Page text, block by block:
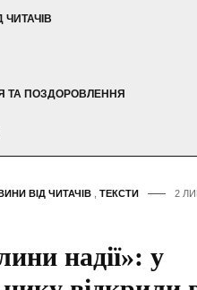
ЧИТАЧІВ
ТА ПОЗДОРОВЛЕННЯ
ВІД ЧИТАЧІВ ТЕКСТИ 2
надії»: у